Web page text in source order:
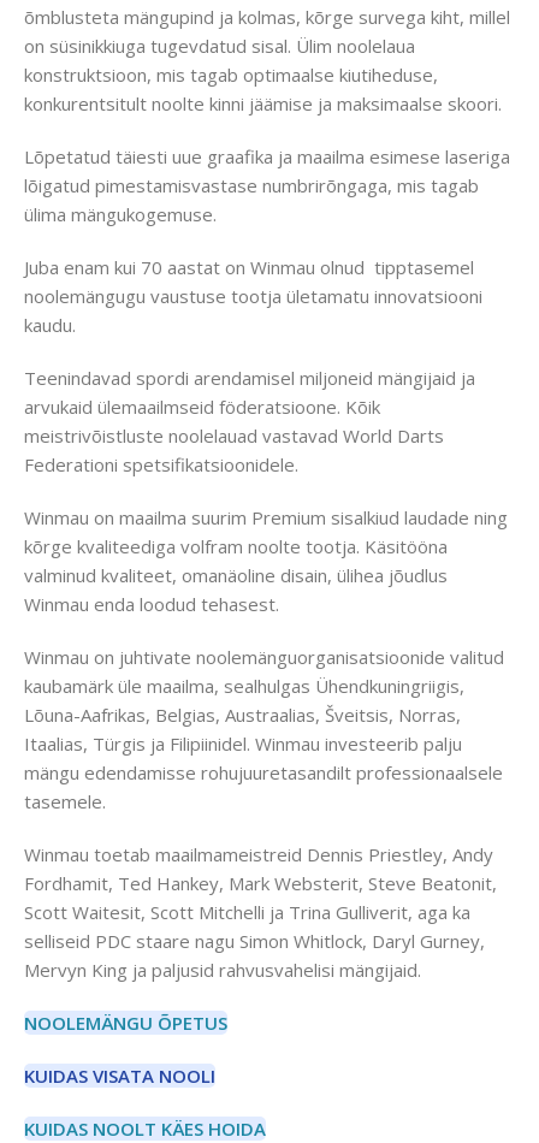
õmblusteta mängupind ja kolmas, kõrge survega kiht, millel
on süsinikkiuga tugevdatud sisal. Ülim noolelaua
konstruktsioon, mis tagab optimaalse kiutiheduse,
konkurentsitult noolte kinni jäämise ja maksimaalse skoori.
Lõpetatud täiesti uue graafika ja maailma esimese laseriga
lõigatud pimestamisvastase numbrirõngaga, mis tagab
ülima mängukogemuse.
Juba enam kui 70 aastat on Winmau olnud tipptasemel
noolemängugu vaustuse tootja ületamatu innovatsiooni
kaudu.
Teenindavad spordi arendamisel miljoneid mängijaid ja
arvukaid ülemaailmseid föderatsioone. Kõik
meistrivõistluste noolelauad vastavad World Darts
Federationi spetsifikatsioonidele.
Winmau on maailma suurim Premium sisalkiud laudade ning
kõrge kvaliteediga volfram noolte tootja. Käsitööna
valminud kvaliteet, omanäoline disain, ülihea jõudlus
Winmau enda loodud tehasest.
Winmau on juhtivate noolemänguorganisatsioonide valitud
kaubamärk üle maailma, sealhulgas Ühendkuningriigis,
Lõuna-Aafrikas, Belgias, Austraalias, Šveitsis, Norras,
Itaalias, Türgis ja Filipiinidel. Winmau investeerib palju
mängu edendamisse rohujuuretasandilt professionaalsele
tasemele.
Winmau toetab maailmameistreid Dennis Priestley, Andy
Fordhamit, Ted Hankey, Mark Websterit, Steve Beatonit,
Scott Waitesit, Scott Mitchelli ja Trina Gulliverit, aga ka
selliseid PDC staare nagu Simon Whitlock, Daryl Gurney,
Mervyn King ja paljusid rahvusvahelisi mängijaid.
NOOLEMÄNGU ÕPETUS
KUIDAS VISATA NOOLI
KUIDAS NOOLT KÄES HOIDA